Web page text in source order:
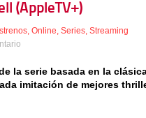
(AppleTV+)
Online Series Streaming
la serie basada en la
imitación de mejores